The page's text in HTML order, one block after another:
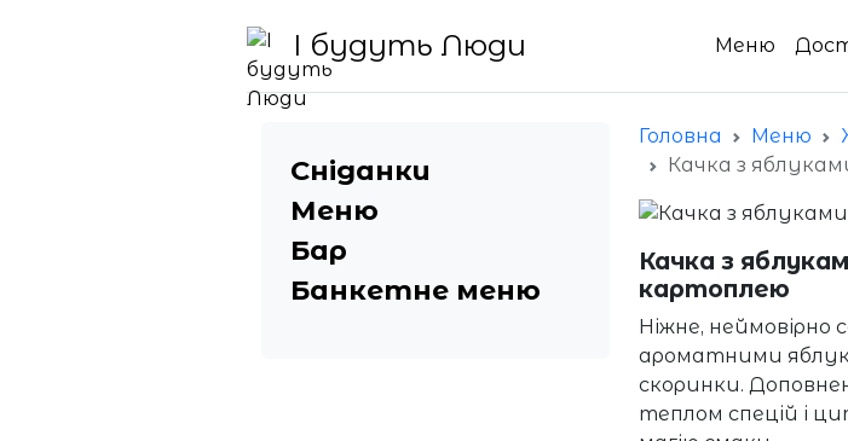
І будуть Люди Меню
Сніданки
Меню
Бар
Банкетне меню
Головна Меню
Качка з
Качка з
картоплею
Ніжне, неймовірно
ароматними
скоринки.
теплом спецій і